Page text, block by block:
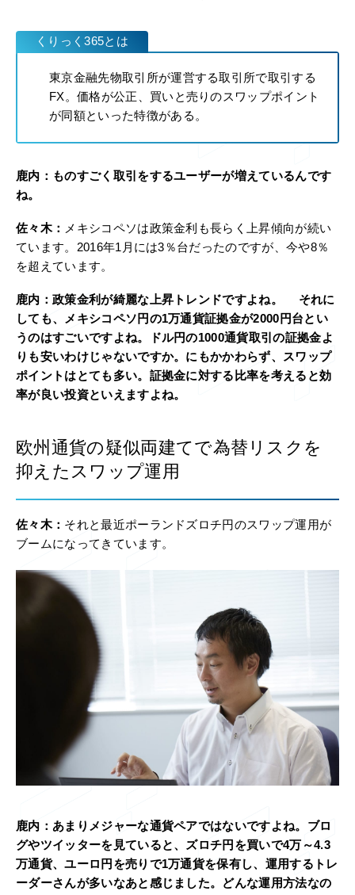
くりっく365とは
東京金融先物取引所が運営する取引所で取引する
FX。価格が公正、買いと売りのスワップポイント
が同額といった特徴がある。
鹿内： ものすごく取引をするユーザーが増えているんです
ね。
佐々木： メキシコペソは政策金利も長らく上昇傾向が続い
ています。2016年1月には3％台だったのですが、今や8％
を超えています。
鹿内： 政策金利が綺麗な上昇トレンドですよね。 それに
しても、メキシコペソ円の1万通貨証拠金が2000円台とい
うのはすごいですよね。ドル円の1000通貨取引の証拠金よ
りも安いわけじゃないですか。にもかかわらず、スワップ
ポイントはとても多い。証拠金に対する比率を考えると効
率が良い投資といえますよね。
欧州通貨の疑似両建てで為替リスクを
抑えたスワップ運用
佐々木： それと最近ポーランドズロチ円のスワップ運用が
ブームになってきています。
鹿内： あまりメジャーな通貨ペアではないですよね。ブロ
グやツイッターを見ていると、ズロチ円を買いで4万～4.3
万通貨、ユーロ円を売りで1万通貨を保有し、運用するトレ
ーダーさんが多いなあと感じました。どんな運用方法なの